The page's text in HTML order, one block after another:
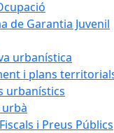
de Garantia Juvenil
urbanística
i plans
urbanístics
urbà
i Preus Públics